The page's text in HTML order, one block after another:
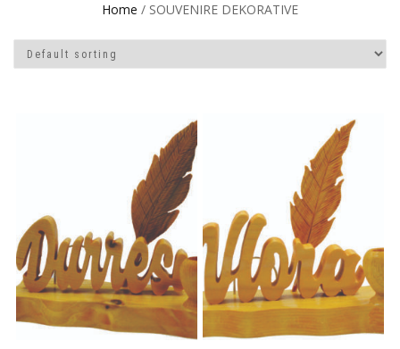
Home / SOUVENIRE DEKORATIVE